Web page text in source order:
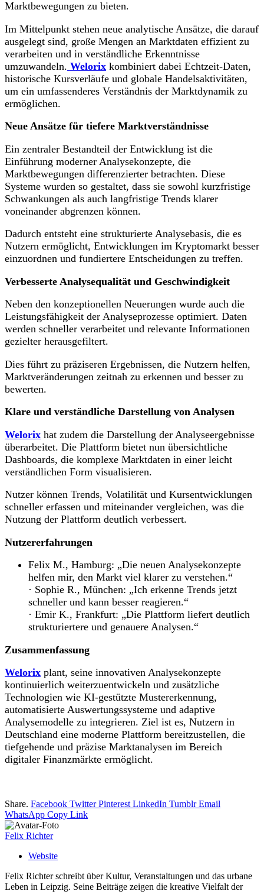
Marktbewegungen zu bieten.
Im Mittelpunkt stehen neue analytische Ansätze, die darauf
ausgelegt sind, große Mengen an Marktdaten effizient zu
verarbeiten und in verständliche Erkenntnisse
umzuwandeln. Welorix kombiniert dabei Echtzeit-Daten,
historische Kursverläufe und globale Handelsaktivitäten,
um ein umfassenderes Verständnis der Marktdynamik zu
ermöglichen.
Neue Ansätze für tiefere Marktverständnisse
Ein zentraler Bestandteil der Entwicklung ist die
Einführung moderner Analysekonzepte, die
Marktbewegungen differenzierter betrachten. Diese
Systeme wurden so gestaltet, dass sie sowohl kurzfristige
Schwankungen als auch langfristige Trends klarer
voneinander abgrenzen können.
Dadurch entsteht eine strukturierte Analysebasis, die es
Nutzern ermöglicht, Entwicklungen im Kryptomarkt besser
einzuordnen und fundiertere Entscheidungen zu treffen.
Verbesserte Analysequalität und Geschwindigkeit
Neben den konzeptionellen Neuerungen wurde auch die
Leistungsfähigkeit der Analyseprozesse optimiert. Daten
werden schneller verarbeitet und relevante Informationen
gezielter herausgefiltert.
Dies führt zu präziseren Ergebnissen, die Nutzern helfen,
Marktveränderungen zeitnah zu erkennen und besser zu
bewerten.
Klare und verständliche Darstellung von Analysen
Welorix hat zudem die Darstellung der Analyseergebnisse
überarbeitet. Die Plattform bietet nun übersichtliche
Dashboards, die komplexe Marktdaten in einer leicht
verständlichen Form visualisieren.
Nutzer können Trends, Volatilität und Kursentwicklungen
schneller erfassen und miteinander vergleichen, was die
Nutzung der Plattform deutlich verbessert.
Nutzererfahrungen
Felix M., Hamburg: „Die neuen Analysekonzepte
helfen mir, den Markt viel klarer zu verstehen.“
· Sophie R., München: „Ich erkenne Trends jetzt
schneller und kann besser reagieren.“
· Emir K., Frankfurt: „Die Plattform liefert deutlich
strukturiertere und genauere Analysen.“
Zusammenfassung
Welorix plant, seine innovativen Analysekonzepte
kontinuierlich weiterzuentwickeln und zusätzliche
Technologien wie KI-gestützte Mustererkennung,
automatisierte Auswertungssysteme und adaptive
Analysemodelle zu integrieren. Ziel ist es, Nutzern in
Deutschland eine moderne Plattform bereitzustellen, die
tiefgehende und präzise Marktanalysen im Bereich
digitaler Finanzmärkte ermöglicht.
Share. Facebook Twitter Pinterest LinkedIn Tumblr Email
WhatsApp Copy Link
Felix Richter
Website
Felix Richter schreibt über Kultur, Veranstaltungen und das urbane
Leben in Leipzig. Seine Beiträge zeigen die kreative Vielfalt der